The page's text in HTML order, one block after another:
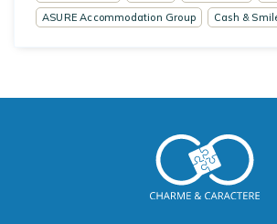
ASURE Accommodation Group
Cash &